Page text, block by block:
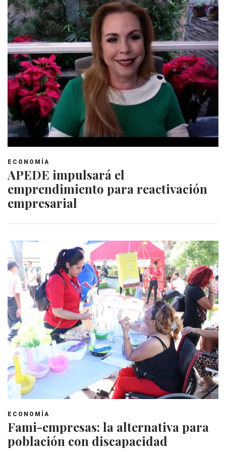
ECONOMÍA
APEDE impulsará el
emprendimiento para reactivación
empresarial
ECONOMÍA
Fami-empresas: la alternativa para
población con discapacidad